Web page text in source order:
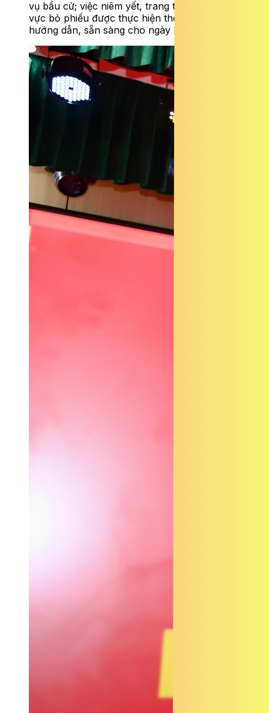
vụ bầu cử; việc niêm yết, trang trí, bố trí khu
vực bỏ phiếu được thực hiện theo đúng
hướng dẫn, sẵn sàng cho ngày bầu cử.